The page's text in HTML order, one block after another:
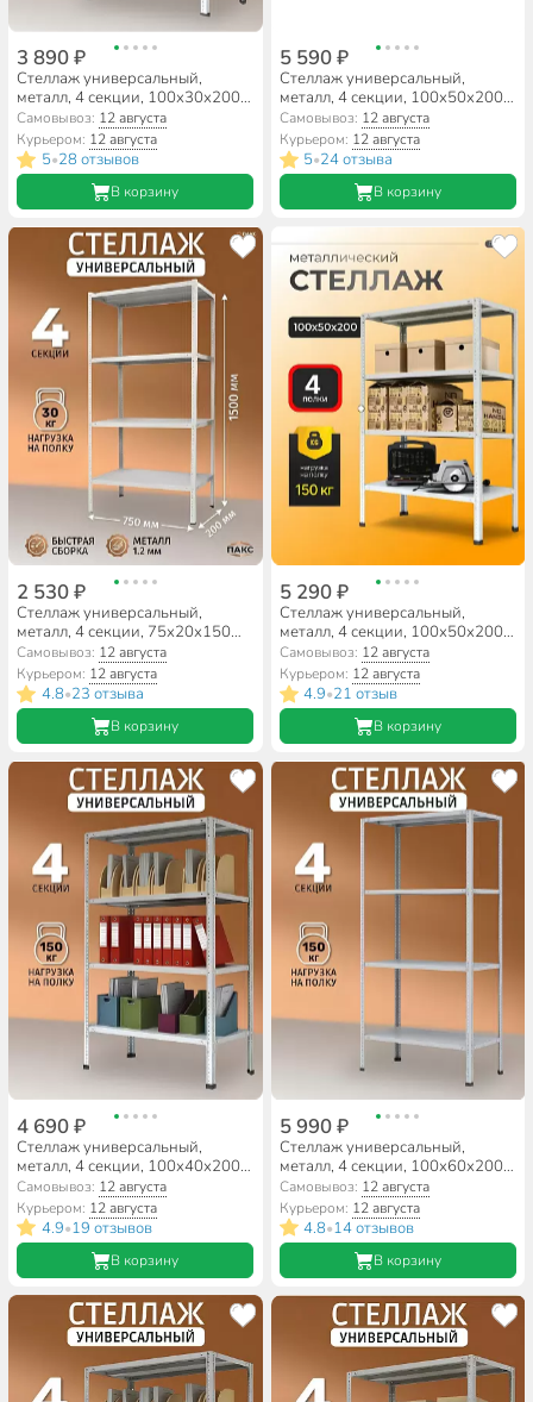
3 890 ₽
Стеллаж универсальный,
металл, 4 секции, 100х30х200
см, ПАКС, МС-234/500,
15628693
Самовывоз: 12 августа
Курьером: 12 августа
5•28 отзывов
В корзину
5 590 ₽
Стеллаж универсальный,
металл, 4 секции, 100х50х200
см, ПАКС, МС-254, 2284800
Самовывоз: 12 августа
Курьером: 12 августа
5•24 отзыва
В корзину
2 530 ₽
Стеллаж универсальный,
металл, 4 секции, 75х20х150
см, ПАКС, МС-152, 2284834
Самовывоз: 12 августа
Курьером: 12 августа
4.8•23 отзыва
В корзину
5 290 ₽
Стеллаж универсальный,
металл, 4 секции, 100х50х200
см, разрезной, ПАКС, МС-254Р,
3349040
Самовывоз: 12 августа
Курьером: 12 августа
4.9•21 отзыв
В корзину
4 690 ₽
Стеллаж универсальный,
металл, 4 секции, 100х40х200
см, ПАКС, МС-244, 2284818
Самовывоз: 12 августа
Курьером: 12 августа
4.9•19 отзывов
В корзину
5 990 ₽
Стеллаж универсальный,
металл, 4 секции, 100х60х200
см, ПАКС, МС-264, 2284792
Самовывоз: 12 августа
Курьером: 12 августа
4.8•14 отзывов
В корзину